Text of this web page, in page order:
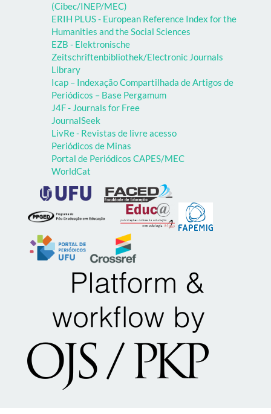
(Cibec/INEP/MEC)
ERIH PLUS - European Reference Index for the
Humanities and the Social Sciences
EZB - Elektronische
Zeitschriftenbibliothek/Electronic Journals
Library
Icap – Indexação Compartilhada de Artigos de
Periódicos – Base Pergamum
J4F - Journals for Free
JournalSeek
LivRe - Revistas de livre acesso
Periódicos de Minas
Portal de Periódicos CAPES/MEC
WorldCat